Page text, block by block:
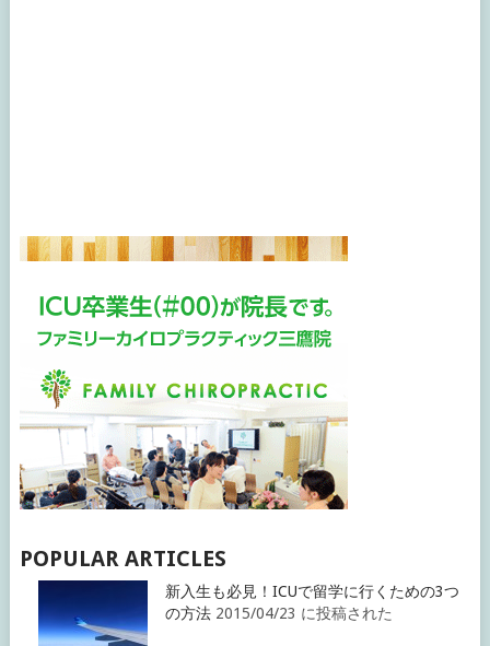
POPULAR ARTICLES
新入生も必見！ICUで留学に行くための3つ
の方法 2015/04/23 に投稿された